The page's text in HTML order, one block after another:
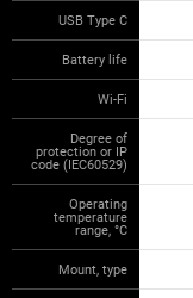
USB Type C
Battery life
Wi-Fi
Degree of
protection or IP
code (IEC60529)
Operating
temperature
range, °С
Mount, type